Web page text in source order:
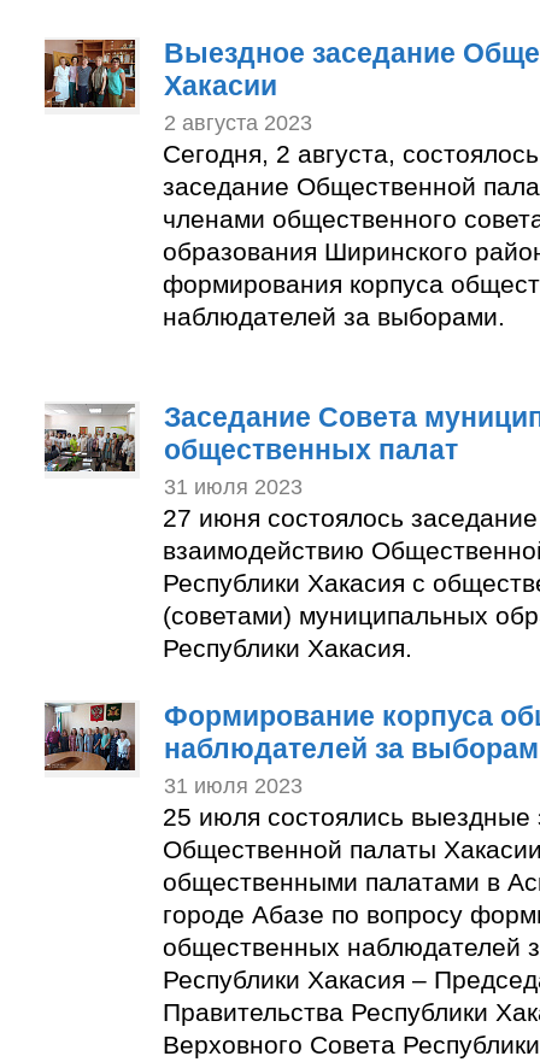
Выездное заседание
Хакасии
2 августа 2023
Сегодня, 2 августа,
заседание Общественной
членами общественного
образования Ширинского
формирования корпуса
наблюдателей за выборами.
Заседание Совета
общественных палат
31 июля 2023
27 июня состоялось
взаимодействию
Республики Хакасия с
(советами) муниципальных
Республики Хакасия.
Формирование корпуса
наблюдателей за
31 июля 2023
25 июля состоялись выездные
Общественной палаты
общественными палатами в
городе Абазе по вопросу
общественных наблюдателей
Республики Хакасия –
Правительства Республики
Верховного Совета